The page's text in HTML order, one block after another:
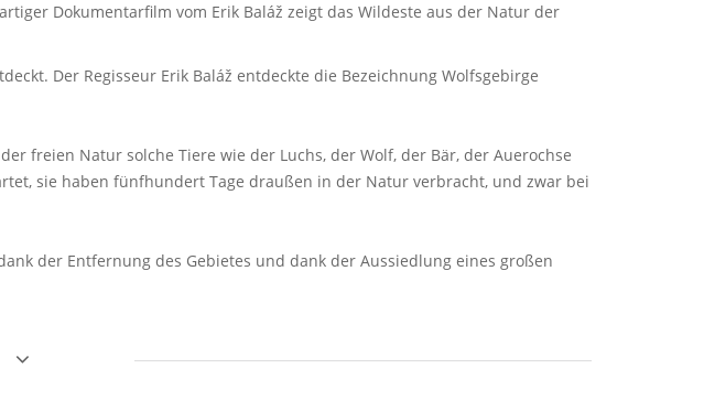
Dokumentarfilm vom Erik Baláž zeigt das Wildeste aus der Natur der
Der Regisseur Erik Baláž entdeckte die Bezeichnung Wolfsgebirge
freien Natur solche Tiere wie der Luchs, der Wolf, der Bär, der Auerochse
sie haben fünfhundert Tage draußen in der Natur verbracht, und zwar bei
der Entfernung des Gebietes und dank der Aussiedlung eines großen